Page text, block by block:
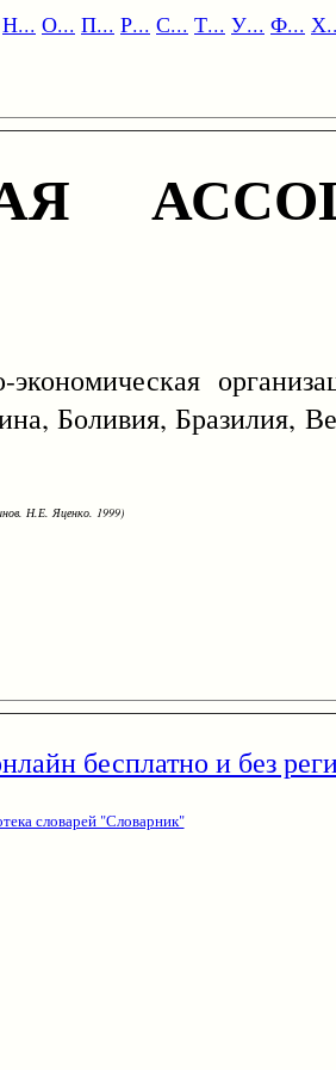
Н... О... П... Р... С... Т... У... Ф...
Боливия, Бразилия,
Н.Е. Яценко. 1999)
бесплатно и без
словарей "Словарник"